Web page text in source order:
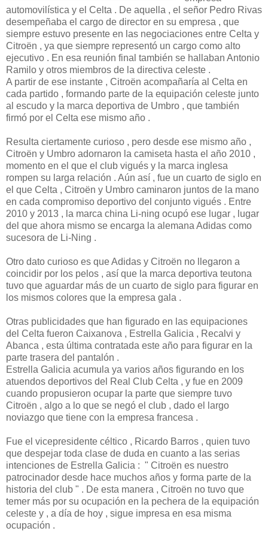
automovilística y el Celta . De aquella , el señor Pedro Rivas
desempeñaba el cargo de director en su empresa , que
siempre estuvo presente en las negociaciones entre Celta y
Citroën , ya que siempre representó un cargo como alto
ejecutivo . En esa reunión final también se hallaban Antonio
Ramilo y otros miembros de la directiva celeste .
A partir de ese instante , Citroën acompañaría al Celta en
cada partido , formando parte de la equipación celeste junto
al escudo y la marca deportiva de Umbro , que también
firmó por el Celta ese mismo año .
Resulta ciertamente curioso , pero desde ese mismo año ,
Citroën y Umbro adornaron la camiseta hasta el año 2010 ,
momento en el que el club vigués y la marca inglesa
rompen su larga relación . Aún así , fue un cuarto de siglo en
el que Celta , Citroën y Umbro caminaron juntos de la mano
en cada compromiso deportivo del conjunto vigués . Entre
2010 y 2013 , la marca china Li-ning ocupó ese lugar , lugar
del que ahora mismo se encarga la alemana Adidas como
sucesora de Li-Ning .
Otro dato curioso es que Adidas y Citroën no llegaron a
coincidir por los pelos , así que la marca deportiva teutona
tuvo que aguardar más de un cuarto de siglo para figurar en
los mismos colores que la empresa gala .
Otras publicidades que han figurado en las equipaciones
del Celta fueron Caixanova , Estrella Galicia , Recalvi y
Abanca , esta última contratada este año para figurar en la
parte trasera del pantalón .
Estrella Galicia acumula ya varios años figurando en los
atuendos deportivos del Real Club Celta , y fue en 2009
cuando propusieron ocupar la parte que siempre tuvo
Citroën , algo a lo que se negó el club , dado el largo
noviazgo que tiene con la empresa francesa .
Fue el vicepresidente céltico , Ricardo Barros , quien tuvo
que despejar toda clase de duda en cuanto a las serias
intenciones de Estrella Galicia : " Citroën es nuestro
patrocinador desde hace muchos años y forma parte de la
historia del club " . De esta manera , Citroën no tuvo que
temer más por su ocupación en la pechera de la equipación
celeste y , a día de hoy , sigue impresa en esa misma
ocupación .